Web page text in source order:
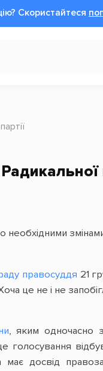
Cкористайтеся
необхідними
правосуддя 21
це не і не
, яким одночасно
голосування
досвід